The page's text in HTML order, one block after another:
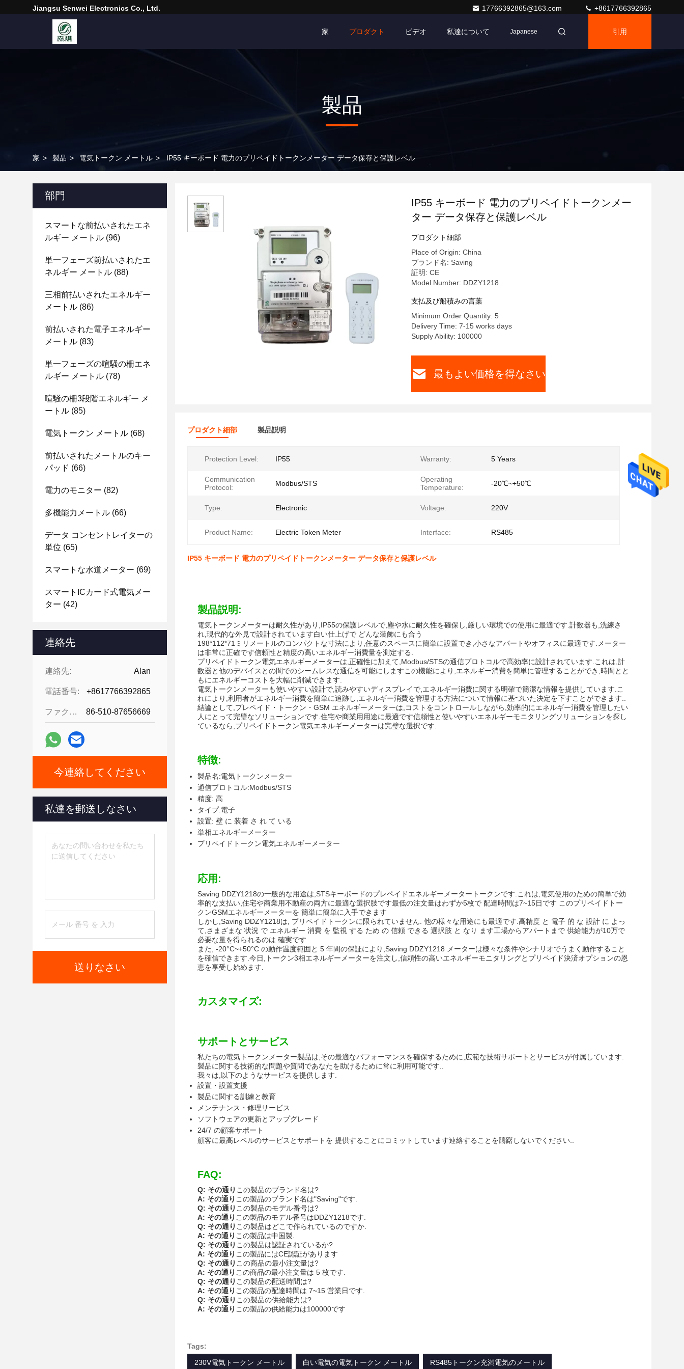
Jiangsu Senwei Electronics Co., Ltd. 17766392865@163.com +8617766392865
家 プロダクト ビデオ 私達について Japanese 引用
製品
家 > 製品 > 電気トークン メートル > IP55 キーボード 電力のプリペイドトークンメーター データ保存と保護レベル
部門
スマートな前払いされたエネ
ルギー メートル (96)
単一フェーズ前払いされたエ
ネルギー メートル (88)
三相前払いされたエネルギー
メートル (86)
前払いされた電子エネルギー
メートル (83)
単一フェーズの喧騒の柵エネ
ルギー メートル (78)
喧騒の柵3段階エネルギー メ
ートル (85)
電気トークン メートル (68)
前払いされたメートルのキー
パッド (66)
電力のモニター (82)
多機能力メートル (66)
データ コンセントレイターの
単位 (65)
スマートな水道メーター (69)
スマートICカード式電気メー
ター (42)
連絡先
連絡先: Alan
電話番号: +8617766392865
ファクシミリ: 86-510-87656669
今連絡してください
私達を郵送しなさい
送りなさい
IP55 キーボード 電力のプリペイドトークンメー
ター データ保存と保護レベル
プロダクト細部
Place of Origin: China
ブランド名: Saving
証明: CE
Model Number: DDZY1218
支払及び船積みの言葉
Minimum Order Quantity: 5
Delivery Time: 7-15 works days
Supply Ability: 100000
最もよい価格を得なさい
プロダクト細部 製品説明
Protection Level: IP55 Warranty: 5 Years
Communication
Protocol:
Modbus/STS
Operating
Temperature:
-20℃~+50℃
Type: Electronic Voltage: 220V
Product Name: Electric Token Meter Interface: RS485
IP55 キーボード 電力のプリペイドトークンメーター データ保存と保護レベル
製品説明:
電気トークンメーターは耐久性があり,IP55の保護レベルで,塵や水に耐久性を確保し,厳しい環境での使用に最適です.計数器も,洗練さ
れ,現代的な外見で設計されています白い仕上げで どんな装飾にも合う
198*112*71ミリメートルのコンパクトな寸法により,任意のスペースに簡単に設置でき,小さなアパートやオフィスに最適です.メーター
は非常に正確です信頼性と精度の高いエネルギー消費量を測定する.
プリペイドトークン電気エネルギーメーターは,正確性に加えて,Modbus/STSの通信プロトコルで高効率に設計されています.これは,計
数器と他のデバイスとの間でのシームレスな通信を可能にしますこの機能により,エネルギー消費を簡単に管理することができ,時間とと
もにエネルギーコストを大幅に削減できます.
電気トークンメーターも使いやすい設計で,読みやすいディスプレイで,エネルギー消費に関する明確で簡潔な情報を提供しています.こ
れにより,利用者がエネルギー消費を簡単に追跡し,エネルギー消費を管理する方法について情報に基づいた決定を下すことができます..
結論として,プレペイド・トークン・GSM エネルギーメーターは,コストをコントロールしながら,効率的にエネルギー消費を管理したい
人にとって完璧なソリューションです.住宅や商業用用途に最適です信頼性と使いやすいエネルギーモニタリングソリューションを探し
ているなら,プリペイドトークン電気エネルギーメーターは完璧な選択です.
特徴:
製品名:電気トークンメーター
通信プロトコル:Modbus/STS
精度: 高
タイプ:電子
設置: 壁 に 装着 さ れ て いる
単相エネルギーメーター
プリペイドトークン電気エネルギーメーター
応用:
Saving DDZY1218の一般的な用途は,STSキーボードのプレペイドエネルギーメータートークンです.これは,電気使用のための簡単で効
率的な支払い,住宅や商業用不動産の両方に最適な選択肢です最低の注文量はわずか5枚で 配達時間は7~15日です このプリペイドトー
クンGSMエネルギーメーターを 簡単に簡単に入手できます
しかし,Saving DDZY1218は, プリペイドトークンに限られていません. 他の様々な用途にも最適です.高精度 と 電子 的 な 設計 に よっ
て,さまざまな 状況 で エネルギー 消費 を 監視 する ため の 信頼 できる 選択肢 と なり ます工場からアパートまで 供給能力が10万で
必要な量を得られるのは 確実です
また, -20°C~+50°C の動作温度範囲と 5 年間の保証により,Saving DDZY1218 メーターは様々な条件やシナリオでうまく動作すること
を確信できます.今日,トークン3相エネルギーメーターを注文し,信頼性の高いエネルギーモニタリングとプリペイド決済オプションの恩
恵を享受し始めます.
カスタマイズ:
サポートとサービス
私たちの電気トークンメーター製品は,その最適なパフォーマンスを確保するために,広範な技術サポートとサービスが付属しています.
製品に関する技術的な問題や質問であなたを助けるために常に利用可能です..
我々は,以下のようなサービスを提供します.
設置・設置支援
製品に関する訓練と教育
メンテナンス・修理サービス
ソフトウェアの更新とアップグレード
24/7 の顧客サポート
顧客に最高レベルのサービスとサポートを 提供することにコミットしています連絡することを躊躇しないでください..
FAQ:
Q: その通り この製品のブランド名は?
A: その通り この製品のブランド名は"Saving"です.
Q: その通り この製品のモデル番号は?
A: その通り この製品のモデル番号はDDZY1218です.
Q: その通り この製品はどこで作られているのですか.
A: その通り この製品は中国製.
Q: その通り この製品は認証されているか?
A: その通り この製品にはCE認証があります
Q: その通り この商品の最小注文量は?
A: その通り この商品の最小注文量は 5 枚です.
Q: その通り この製品の配送時間は?
A: その通り この製品の配達時間は 7~15 営業日です.
Q: その通り この製品の供給能力は?
A: その通り この製品の供給能力は100000です
Tags:
230V電気トークン メートル
白い電気の電気トークン メートル RS485トークン充満電気のメートル